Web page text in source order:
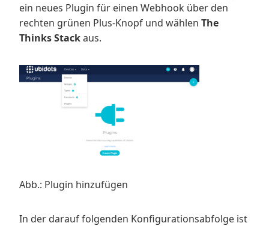
ein neues Plugin für einen Webhook über den
rechten grünen Plus-Knopf und wählen The
Thinks Stackaus.
Abb.: Plugin hinzufügen
In der darauf folgenden Konfigurationsabfolge ist